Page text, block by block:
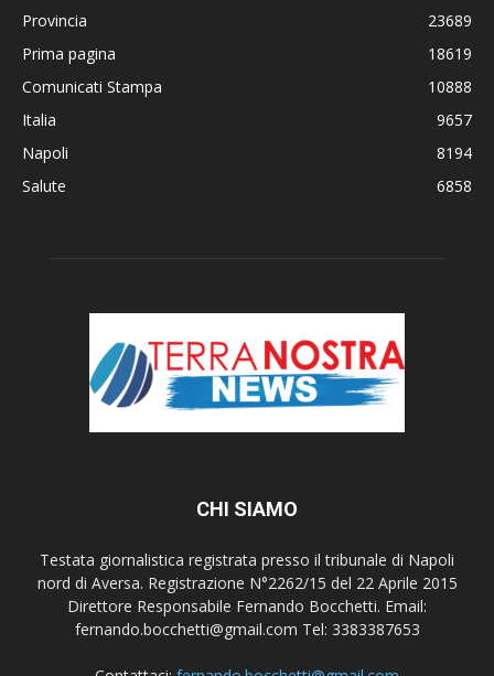
Provincia
23689
Prima pagina
18619
Comunicati Stampa
10888
Italia
9657
Napoli
8194
Salute
6858
CHI SIAMO
Testata giornalistica registrata presso il tribunale di Napoli
nord di Aversa. Registrazione N°2262/15 del 22 Aprile 2015
Direttore Responsabile Fernando Bocchetti. Email:
fernando.bocchetti@gmail.com Tel: 3383387653